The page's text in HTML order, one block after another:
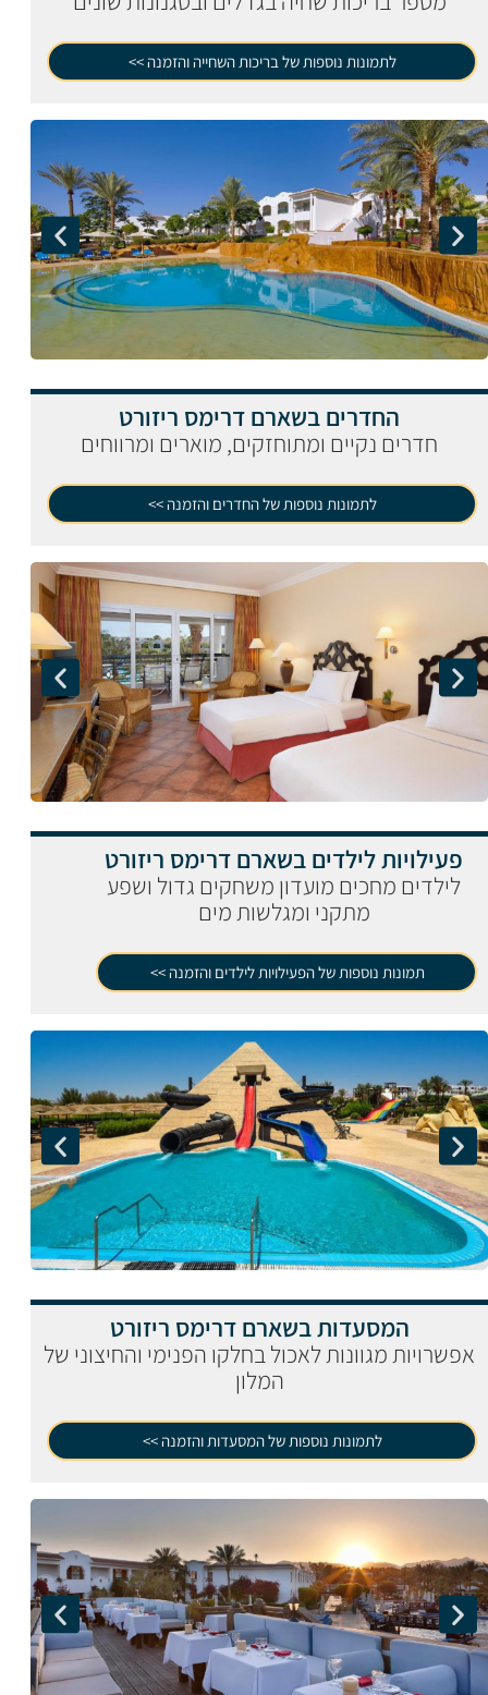
לתמונות נוספות של בריכות השחייה והזמנה >>
החדרים בשארם דרימס ריזורט
חדרים נקיים ומתוחזקים, מוארים ומרווחים
לתמונות נוספות של החדרים והזמנה >>
פעילויות לילדים בשארם דרימס ריזורט
לילדים מחכים מועדון משחקים גדול ושפע
מתקני ומגלשות מים
תמונות נוספות של הפעילויות לילדים והזמנה >>
המסעדות בשארם דרימס ריזורט
אפשרויות מגוונות לאכול בחלקו הפנימי והחיצוני של
המלון
לתמונות נוספות של המסעדות והזמנה >>